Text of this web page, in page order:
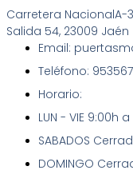
Carretera NacionalA-
Salida 54, 23009 Jaén
Email:
Teléfono:
Horario:
LUN - VIE 9:00h
SABADOS
DOMINGO